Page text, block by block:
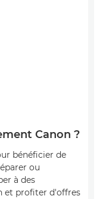
Canon ?
bénéficier de
ou
à des
et profiter d'offres